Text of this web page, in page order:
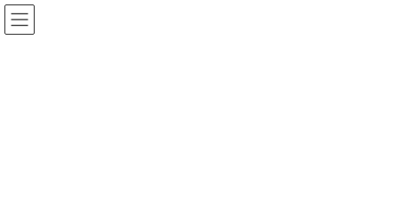
Skip
to
the
Skip
to
the